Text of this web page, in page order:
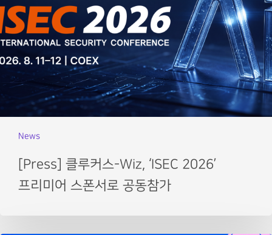
News
[Press] 클루커스-Wiz, ‘ISEC 2026’
프리미어 스폰서로 공동참가